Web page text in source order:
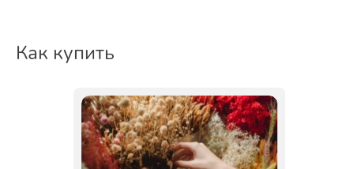
Как купить